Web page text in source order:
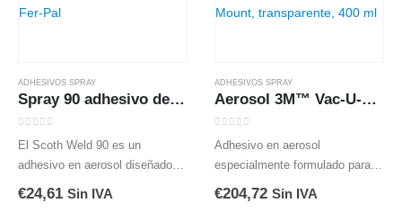
ADHESIVOS SPRAY
Spray 90 adhesivo de alta resistencia
El Scoth Weld 90 es un
adhesivo en aerosol diseñado
aplicaciones que requieren una
€24,61 Sin IVA
ADHESIVOS SPRAY
Aerosol 3M™ Vac-U-Mount, transparente, 400 ml
Adhesivo en aerosol
especialmente formulado para
fotografías , serigrafías , mapas
€204,72 Sin IVA